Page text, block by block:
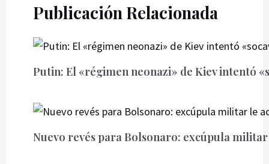
Publicación Relacionada
Putin: El «régimen neonazi» de Kiev intentó
Nuevo revés para Bolsonaro: excúpula